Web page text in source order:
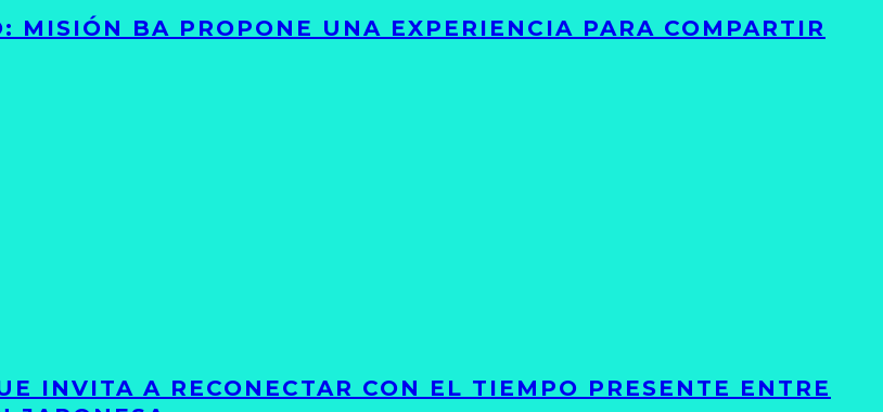
BA PROPONE UNA EXPERIENCIA PARA COMPARTIR
INVITA A RECONECTAR CON EL TIEMPO PRESENTE ENTRE